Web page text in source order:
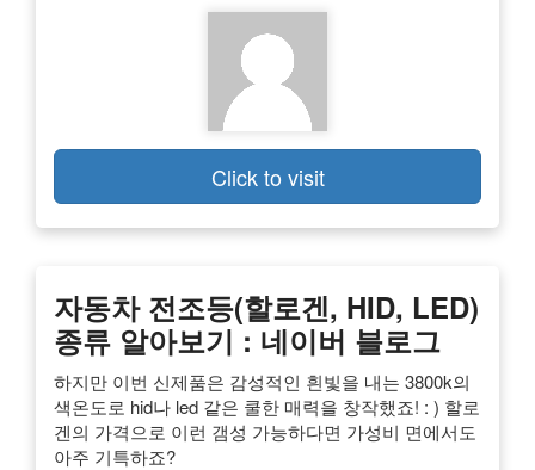
Click to visit
자동차 전조등(할로겐, HID, LED)
종류 알아보기 : 네이버 블로그
하지만 이번 신제품은 감성적인 흰빛을 내는 3800k의
색온도로 hid나 led 같은 쿨한 매력을 창작했죠! : ) 할로
겐의 가격으로 이런 갬성 가능하다면 가성비 면에서도
아주 기특하죠?